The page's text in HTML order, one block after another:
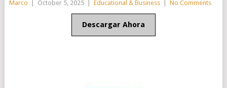
Marco October 5, 2025 Educational & Business No Comments
Descargar Ahora